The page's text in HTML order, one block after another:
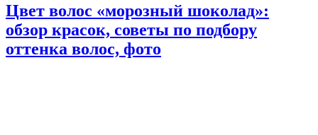
Цвет волос «морозный шоколад»:
обзор красок, советы по подбору
оттенка волос, фото